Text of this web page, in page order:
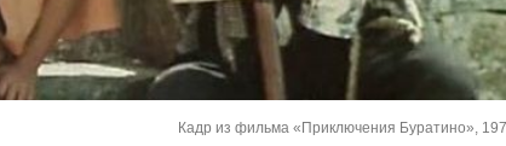
Кадр из фильма «Приключения Буратино»,